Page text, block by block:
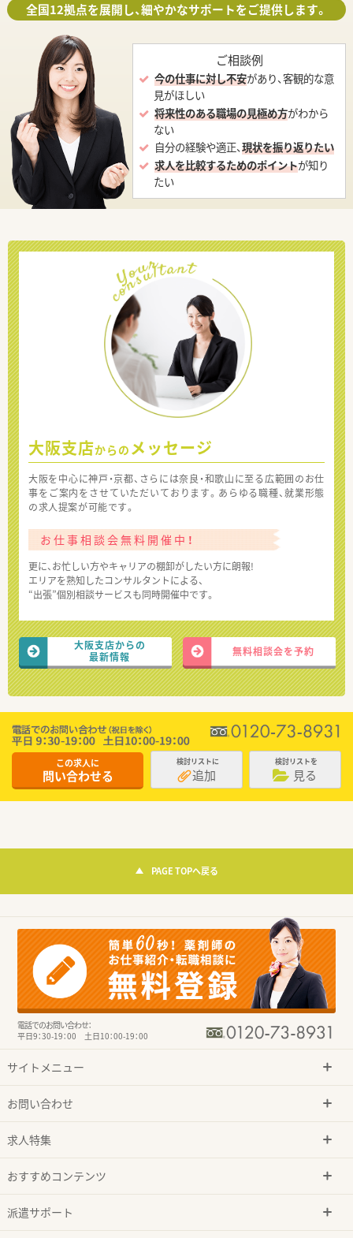
全国12拠点を展開し、細やかなサポートをご提供します。
ご相談例
今の仕事に対し不安があり、客観的な意
見がほしい
将来性のある職場の見極め方がわから
ない
自分の経験や適正、現状を振り返りたい
求人を比較するためのポイントが知り
たい
大阪支店からの メッセージ
大阪を中心に神戸・京都、さらには奈良・和歌山に至る広範囲のお仕
事をご案内をさせていただいております。あらゆる職種、就業形態
の求人提案が可能です。
お仕事相談会無料開催中！
更に、お忙しい方やキャリアの棚卸がしたい方に朗報!
エリアを熟知したコンサルタントによる、
“出張”個別相談サービスも同時開催中です。
大阪支店からの
最新情報
無料相談会を予約
この求人に
問い合わせる
検討リストに
追加
検討リストを
見る
PAGE TOPへ戻る
電話でのお問い合わせ：
平日9：30-19：00 土日10：00-19：00
サイトメニュー
お問い合わせ
求人特集
おすすめコンテンツ
派遣サポート